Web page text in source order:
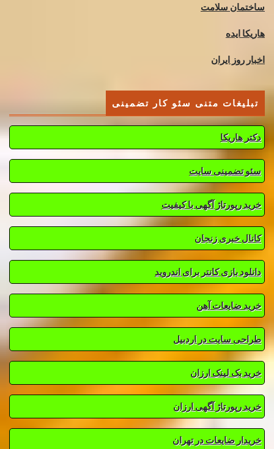
ساختمان سلامت
هاریکا ایده
اخبار روز ایران
تبلیغات متنی سئو کار تضمینی
دکتر هاریکا
سئو تضمینی سایت
خرید رپورتاژ آگهی با کیفیت
کانال خبری زنجان
دانلود بازی کانتر برای اندروید
خرید ضایعات آهن
طراحی سایت در اردبیل
خرید بک لینک ارزان
خرید رپورتاژ آگهی ارزان
خریدار ضایعات در تهران